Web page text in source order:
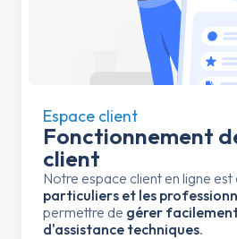
Espace client
Fonctionnement
client
Notre espace client en ligne
particuliers et les
permettre de gérer
d'assistance techniques.